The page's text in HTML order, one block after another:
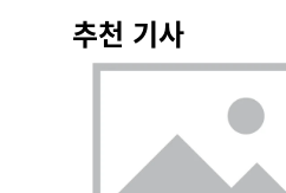
추천 기사